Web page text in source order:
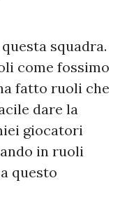
squadra.
come fossimo
fatto ruoli che
dare la
giocatori
in ruoli
questo